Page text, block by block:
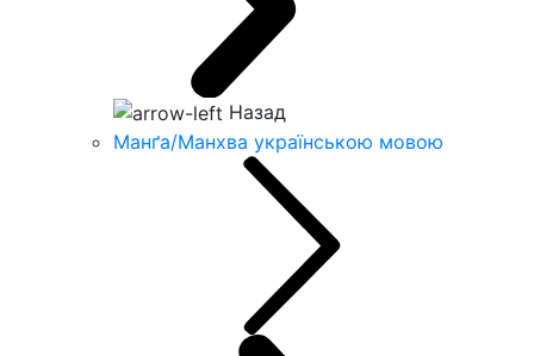
Назад
Манґа/Манхва українською мовою